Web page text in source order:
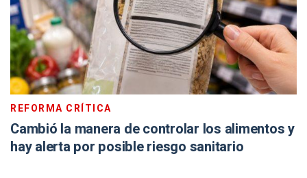
REFORMA CRÍTICA
Cambió la manera de controlar los alimentos y
hay alerta por posible riesgo sanitario